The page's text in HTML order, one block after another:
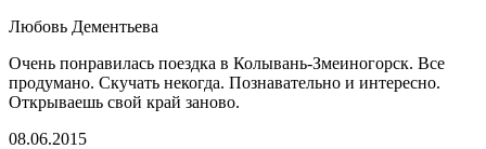
Любовь Дементьева
Очень понравилась поездка в Колывань-Змеиногорск. Все
продумано. Скучать некогда. Познавательно и интересно.
Открываешь свой край заново.
08.06.2015